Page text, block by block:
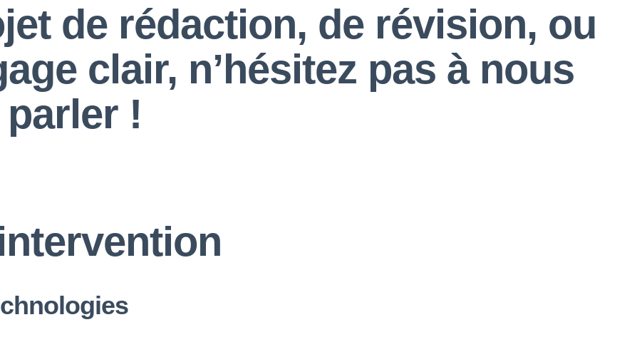
de rédaction, de révision, ou
clair, n’hésitez pas à nous
!